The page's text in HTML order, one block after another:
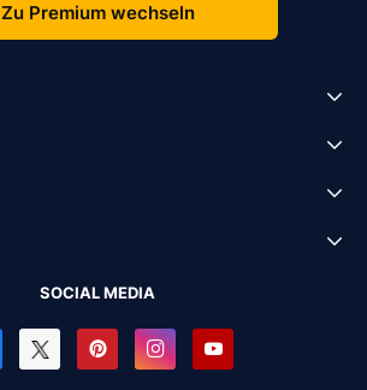
Zu Premium wechseln
SOCIAL MEDIA